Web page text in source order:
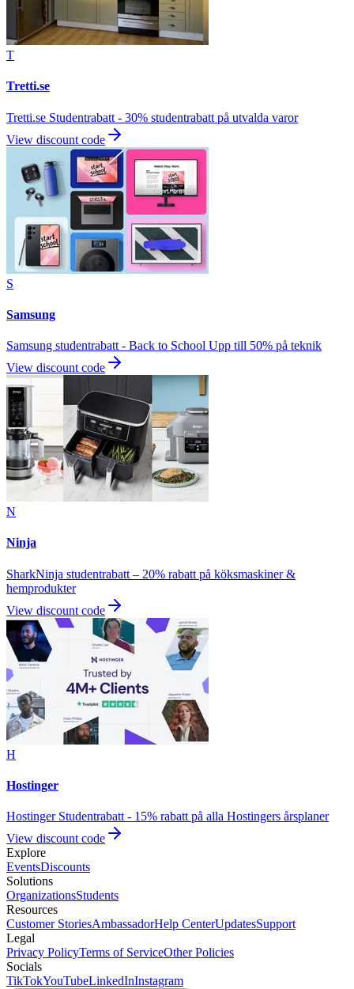
T
Tretti.se
Tretti.se Studentrabatt - 30% studentrabatt på utvalda varor
View discount code
S
Samsung
Samsung studentrabatt - Back to School Upp till 50% på teknik
View discount code
N
Ninja
SharkNinja studentrabatt – 20% rabatt på köksmaskiner &
hemprodukter
View discount code
H
Hostinger
Hostinger Studentrabatt - 15% rabatt på alla Hostingers årsplaner
View discount code
Explore
EventsDiscounts
Solutions
OrganizationsStudents
Resources
Customer StoriesAmbassadorHelp CenterUpdatesSupport
Legal
Privacy PolicyTerms of ServiceOther Policies
Socials
TikTokYouTubeLinkedInInstagram